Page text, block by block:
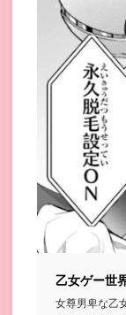
乙女ゲー世
女尊男卑な乙